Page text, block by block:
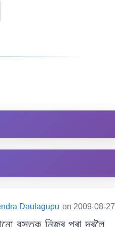
Daulagupu on 2009-08-27